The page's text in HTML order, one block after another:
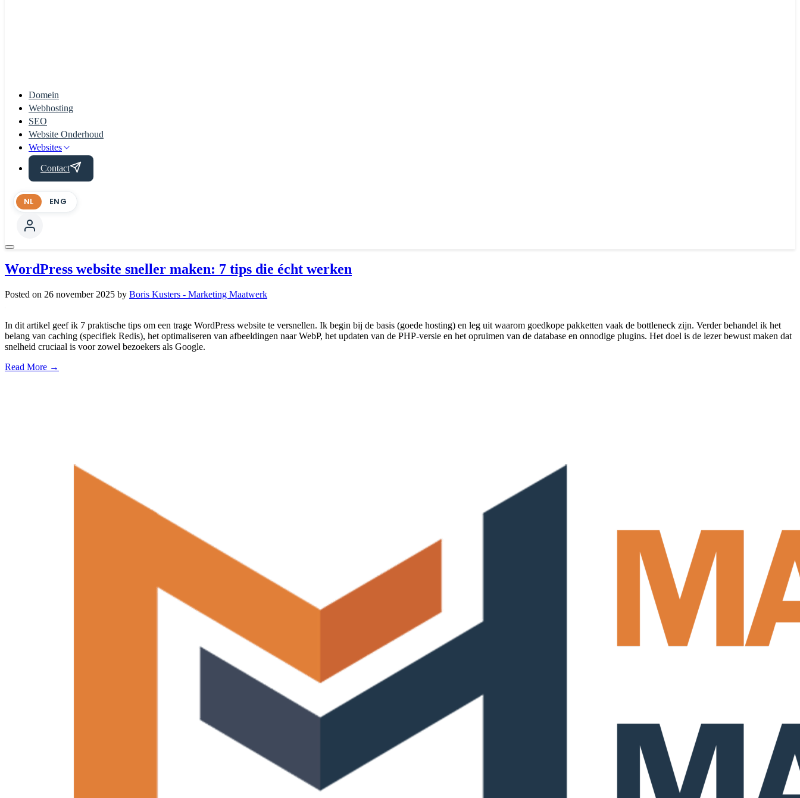
Domein
Webhosting
SEO
Website Onderhoud
Websites
Contact
NL ENG
WordPress website sneller maken: 7 tips die écht werken
Posted on 26 november 2025 by Boris Kusters - Marketing Maatwerk
In dit artikel geef ik 7 praktische tips om een trage WordPress website te versnellen. Ik begin bij de basis (goede hosting) en leg uit waarom goedkope pakketten vaak de bottleneck zijn. Verder behandel ik het
belang van caching (specifiek Redis), het optimaliseren van afbeeldingen naar WebP, het updaten van de PHP-versie en het opruimen van de database en onnodige plugins. Het doel is de lezer bewust maken dat
snelheid cruciaal is voor zowel bezoekers als Google.
Read More →